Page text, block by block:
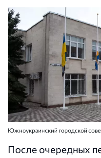
Южноукраинский городской
После очередных